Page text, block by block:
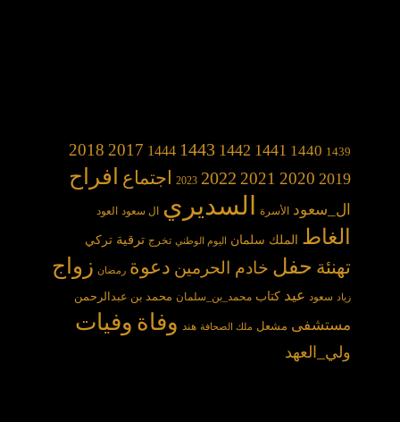
1440
1441
1442
1443
1444
2017
2018
2020
2021
2022
2023 اجتماعافراح
ال_سعود الأسرة السديري ال سعود العود
الملك سلمان اليوم الوطني تخرج ترقية تركي
حفل خادم الحرميندعوة رمضان زواج
عيد كتاب محمد_بن_سلمان محمد بن عبدالرحمن
مستشفى مشعل ملك الصحافة هند وفاة وفيات
ولي_العهد